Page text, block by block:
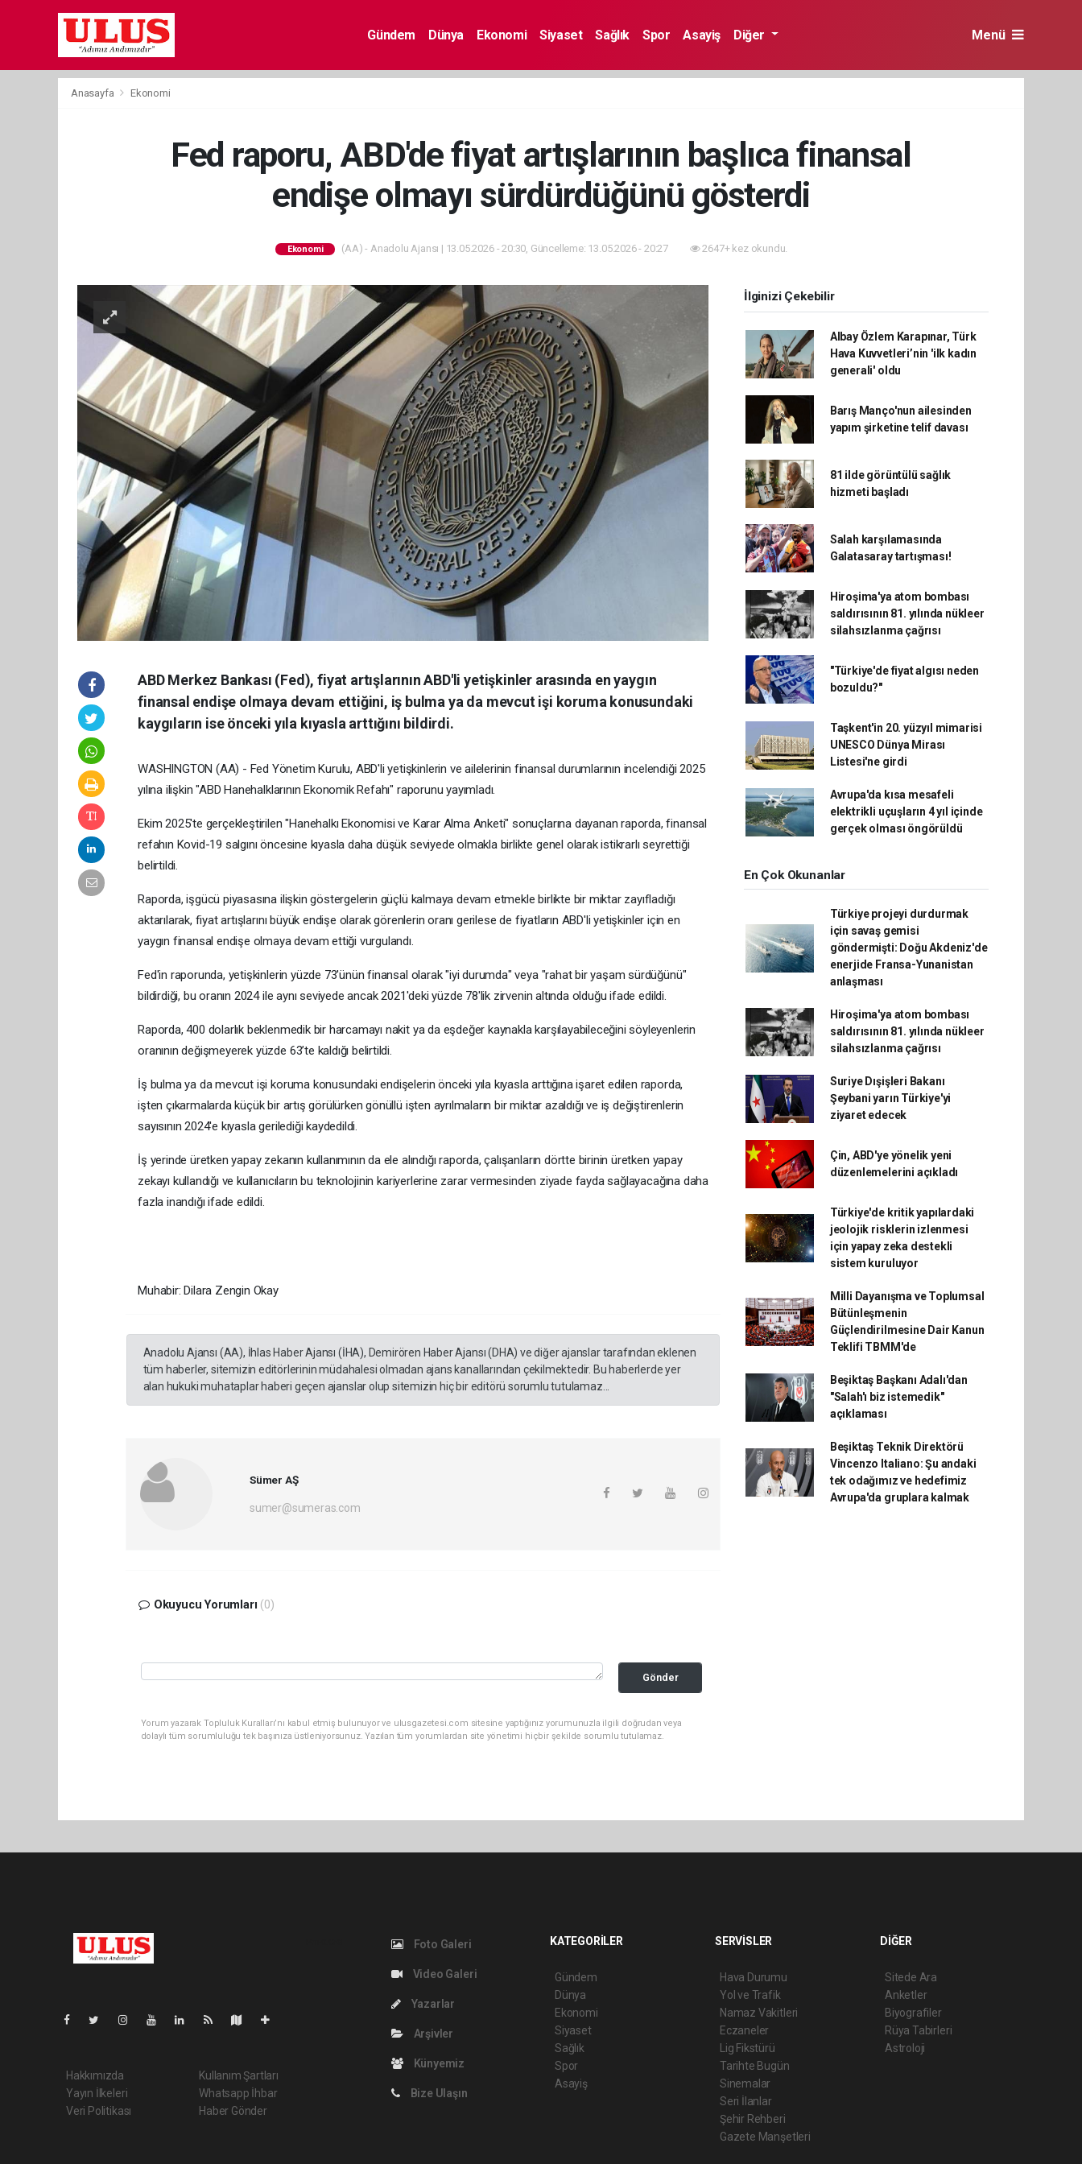
Gündem Dünya Ekonomi Siyaset Sağlık Spor Asayiş Diğer Menü
Anasayfa Ekonomi
Fed raporu, ABD'de fiyat artışlarının başlıca finansal
endişe olmayı sürdürdüğünü gösterdi
Ekonomi (AA) - Anadolu Ajansı | 13.05.2026 - 20:30, Güncelleme: 13.05.2026 - 20:27 2647+ kez okundu.
ABD Merkez Bankası (Fed), fiyat artışlarının ABD'li yetişkinler arasında en yaygın
finansal endişe olmaya devam ettiğini, iş bulma ya da mevcut işi koruma konusundaki
kaygıların ise önceki yıla kıyasla arttığını bildirdi.
WASHINGTON (AA) - Fed Yönetim Kurulu, ABD'li yetişkinlerin ve ailelerinin finansal durumlarının incelendiği 2025
yılına ilişkin "ABD Hanehalklarının Ekonomik Refahı" raporunu yayımladı.
Ekim 2025'te gerçekleştirilen "Hanehalkı Ekonomisi ve Karar Alma Anketi" sonuçlarına dayanan raporda, finansal
refahın Kovid-19 salgını öncesine kıyasla daha düşük seviyede olmakla birlikte genel olarak istikrarlı seyrettiği
belirtildi.
Raporda, işgücü piyasasına ilişkin göstergelerin güçlü kalmaya devam etmekle birlikte bir miktar zayıfladığı
aktarılarak, fiyat artışlarını büyük endişe olarak görenlerin oranı gerilese de fiyatların ABD'li yetişkinler için en
yaygın finansal endişe olmaya devam ettiği vurgulandı.
Fed'in raporunda, yetişkinlerin yüzde 73'ünün finansal olarak "iyi durumda" veya "rahat bir yaşam sürdüğünü"
bildirdiği, bu oranın 2024 ile aynı seviyede ancak 2021'deki yüzde 78'lik zirvenin altında olduğu ifade edildi.
Raporda, 400 dolarlık beklenmedik bir harcamayı nakit ya da eşdeğer kaynakla karşılayabileceğini söyleyenlerin
oranının değişmeyerek yüzde 63’te kaldığı belirtildi.
İş bulma ya da mevcut işi koruma konusundaki endişelerin önceki yıla kıyasla arttığına işaret edilen raporda,
işten çıkarmalarda küçük bir artış görülürken gönüllü işten ayrılmaların bir miktar azaldığı ve iş değiştirenlerin
sayısının 2024'e kıyasla gerilediği kaydedildi.
İş yerinde üretken yapay zekanın kullanımının da ele alındığı raporda, çalışanların dörtte birinin üretken yapay
zekayı kullandığı ve kullanıcıların bu teknolojinin kariyerlerine zarar vermesinden ziyade fayda sağlayacağına daha
fazla inandığı ifade edildi.
Muhabir: Dilara Zengin Okay
Anadolu Ajansı (AA), İhlas Haber Ajansı (İHA), Demirören Haber Ajansı (DHA) ve diğer ajanslar tarafından eklenen
tüm haberler, sitemizin editörlerinin müdahalesi olmadan ajans kanallarından çekilmektedir. Bu haberlerde yer
alan hukuki muhataplar haberi geçen ajanslar olup sitemizin hiç bir editörü sorumlu tutulamaz...
Sümer AŞ
sumer@sumeras.com
Okuyucu Yorumları (0)
Gönder
Yorum yazarak Topluluk Kuralları’nı kabul etmiş bulunuyor ve ulusgazetesi.com sitesine yaptığınız yorumunuzla ilgili doğrudan veya
dolaylı tüm sorumluluğu tek başınıza üstleniyorsunuz. Yazılan tüm yorumlardan site yönetimi hiçbir şekilde sorumlu tutulamaz.
İlginizi Çekebilir
Albay Özlem Karapınar, Türk
Hava Kuvvetleri’nin 'ilk kadın
generali' oldu
Barış Manço'nun ailesinden
yapım şirketine telif davası
81 ilde görüntülü sağlık
hizmeti başladı
Salah karşılamasında
Galatasaray tartışması!
Hiroşima'ya atom bombası
saldırısının 81. yılında nükleer
silahsızlanma çağrısı
"Türkiye'de fiyat algısı neden
bozuldu?"
Taşkent'in 20. yüzyıl mimarisi
UNESCO Dünya Mirası
Listesi'ne girdi
Avrupa'da kısa mesafeli
elektrikli uçuşların 4 yıl içinde
gerçek olması öngörüldü
En Çok Okunanlar
Türkiye projeyi durdurmak
için savaş gemisi
göndermişti: Doğu Akdeniz'de
enerjide Fransa-Yunanistan
anlaşması
Hiroşima'ya atom bombası
saldırısının 81. yılında nükleer
silahsızlanma çağrısı
Suriye Dışişleri Bakanı
Şeybani yarın Türkiye'yi
ziyaret edecek
Çin, ABD'ye yönelik yeni
düzenlemelerini açıkladı
Türkiye'de kritik yapılardaki
jeolojik risklerin izlenmesi
için yapay zeka destekli
sistem kuruluyor
Milli Dayanışma ve Toplumsal
Bütünleşmenin
Güçlendirilmesine Dair Kanun
Teklifi TBMM'de
Beşiktaş Başkanı Adalı'dan
"Salah'ı biz istemedik"
açıklaması
Beşiktaş Teknik Direktörü
Vincenzo Italiano: Şu andaki
tek odağımız ve hedefimiz
Avrupa'da gruplara kalmak
Hakkımızda
Yayın İlkeleri
Veri Politikası
Kullanım Şartları
Whatsapp İhbar
Haber Gönder
Foto Galeri
Video Galeri
Yazarlar
Arşivler
Künyemiz
Bize Ulaşın
KATEGORİLER
Gündem
Dünya
Ekonomi
Siyaset
Sağlık
Spor
Asayiş
SERVİSLER
Hava Durumu
Yol ve Trafik
Namaz Vakitleri
Eczaneler
Lig Fikstürü
Tarihte Bugün
Sinemalar
Seri İlanlar
Şehir Rehberi
Gazete Manşetleri
DİĞER
Sitede Ara
Anketler
Biyografiler
Rüya Tabirleri
Astroloji